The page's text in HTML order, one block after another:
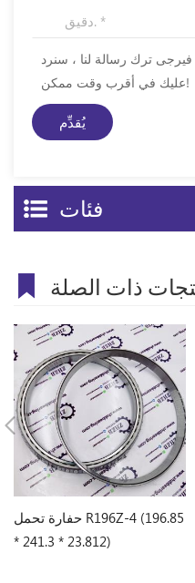
فيرجى ترك رسالة لنا ، سنرد
عليك في أقرب وقت ممكن!
فئات
ذات الصلة
حفارة تحمل R196Z-4 (196.85
* 241.3 * 23.812)